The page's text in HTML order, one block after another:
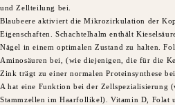
und Zellteilung bei.
Blaubeere aktiviert die Mikrozirkulation der
Eigenschaften. Schachtelhalm enthält
Nägel in einem optimalen Zustand zu halten.
Aminosäuren bei, (wie diejenigen, die für die
Zink trägt zu einer normalen Proteinsynthese
A hat eine Funktion bei der Zellspezialisierung
Stammzellen im Haarfollikel). Vitamin D, Folat